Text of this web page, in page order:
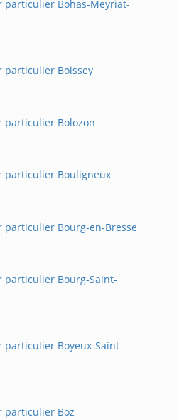
particulier Bohas-Meyriat-
particulier Boissey
particulier Bolozon
particulier Bouligneux
particulier Bourg-en-Bresse
particulier Bourg-Saint-
particulier Boyeux-Saint-
particulier Boz